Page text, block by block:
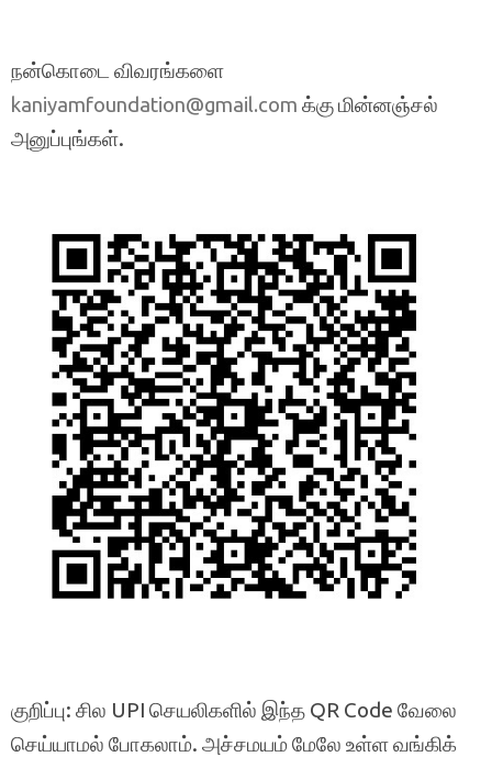
நன்கொடை விவரங்களை
kaniyamfoundation@gmail.com க்கு மின்னஞ்சல்
அனுப்புங்கள்.
குறிப்பு: சில UPI செயலிகளில் இந்த QR Code வேலை
செய்யாமல் போகலாம். அச்சமயம் மேலே உள்ள வங்கிக்